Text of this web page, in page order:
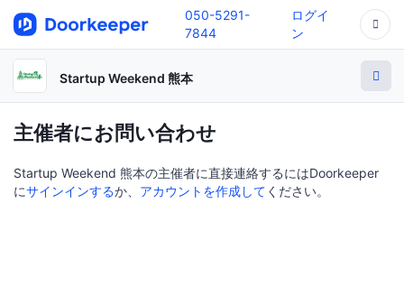
050-5291-
7844
ログイ
ン
Startup Weekend 熊本
主催者にお問い合わせ
Startup Weekend 熊本の主催者に直接連絡するにはDoorkeeper
にサインインするか、 アカウントを作成して ください。